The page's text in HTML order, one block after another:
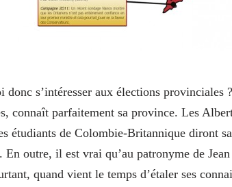
donc s’intéresser aux élections provinciales
connaît parfaitement sa province. Les
étudiants de Colombie-Britannique diront
outre, il est vrai qu’au patronyme de
quand vient le temps d’étaler ses